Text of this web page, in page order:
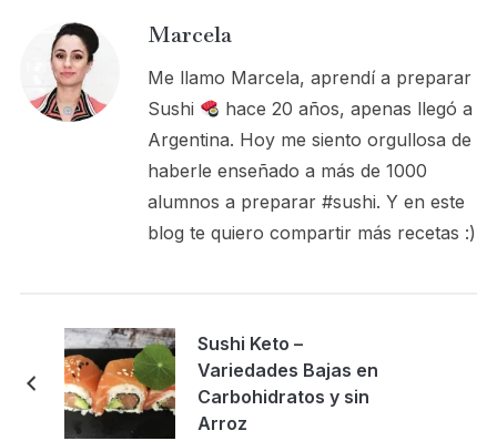
Marcela
Me llamo Marcela, aprendí a preparar
Sushi
hace 20 años, apenas llegó a
Argentina. Hoy me siento orgullosa de
haberle enseñado a más de 1000
alumnos a preparar #sushi. Y en este
blog te quiero compartir más recetas :)
Sushi Keto –
Variedades Bajas en
Carbohidratos y sin
Arroz